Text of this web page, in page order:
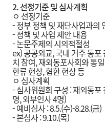
2.선정기준 및 심사계획
ㅇ 선정기준
- 정부 정책 및 재단사업과의
- 정책 및 사업 제안 내용
- 논문주제의 시의적절성
ex) 공공외교, 국내 거주 동
치 참여, 재외동포사회와 통
한류 현상, 혐한 현상 등
ㅇ 심사계획
- 심사위원회 구성 : 재외동
명, 외부인사 4명)
- 예비심사 : 8.5.(수)-8.28.(금)
- 본심사 : 9.10.(목)